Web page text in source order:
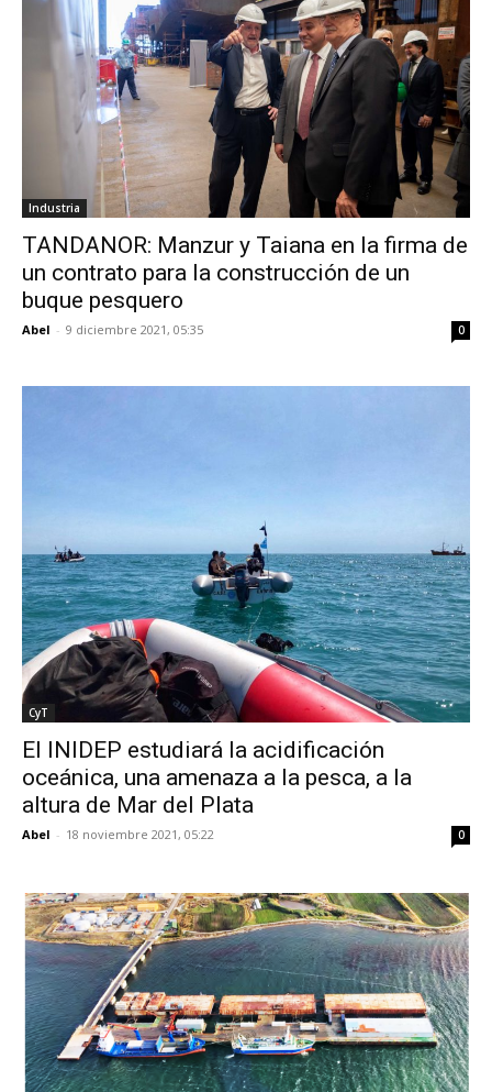
Industria
TANDANOR: Manzur y Taiana en la firma de
un contrato para la construcción de un
buque pesquero
Abel - 9 diciembre 2021, 05:35 0
CyT
El INIDEP estudiará la acidificación
oceánica, una amenaza a la pesca, a la
altura de Mar del Plata
Abel - 18 noviembre 2021, 05:22 0